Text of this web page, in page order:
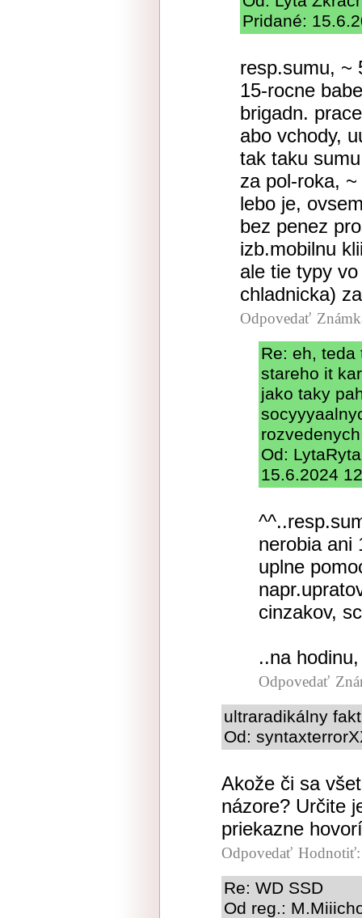
Pridané:
resp.sumu, ~
15-rocne
brigadn.
abo vchody,
tak taku
za pol-roka,
lebo je,
bez penez
izb.mobilnu
ale tie typy
chladnicka)
Odpovedať
Re: eh,
stareho it
jako taky
Od:
15.6.2024
nerobia ani
uplne
cinzakov,
..na
Odpovedať
ultraradikálny
Od:
Akože či sa
názore? Určite
priekazne
Odpovedať
Re: WD SSD
Od reg.: